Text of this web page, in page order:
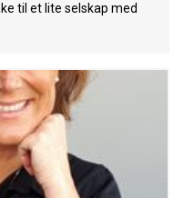
til et lite selskap med